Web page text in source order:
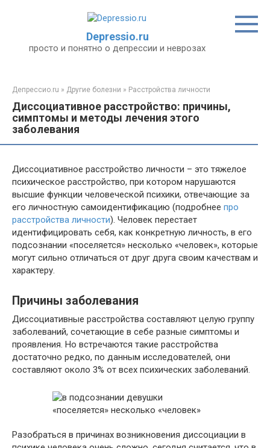
Depressio.ru
просто и понятно о депрессии и неврозах
Депрессио.ru » Другие болезни » Расстройства личности
Диссоциативное расстройство: причины,
симптомы и методы лечения этого
заболевания
Диссоциативное расстройство личности – это тяжелое
психическое расстройство, при котором нарушаются
высшие функции человеческой психики, отвечающие за
его личностную самоидентификацию (подробнее про
расстройства личности). Человек перестает
идентифицировать себя, как конкретную личность, в его
подсознании «поселяется» несколько «человек», которые
могут сильно отличаться от друг друга своим качествам и
характеру.
Причины заболевания
Диссоциативные расстройства составляют целую группу
заболеваний, сочетающие в себе разные симптомы и
проявления. Но встречаются такие расстройства
достаточно редко, по данным исследователей, они
составляют около 3% от всех психических заболеваний.
Разобраться в причинах возникновения диссоциации в